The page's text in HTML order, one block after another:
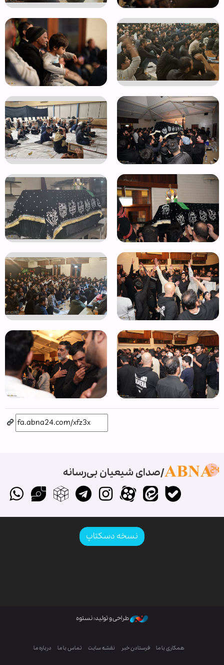
صدای شیعیان بی‌رسانه
نسخه دسکتاپ
طراحی و تولید: نستوه
همکاری با ما فرستادن خبر نقشه سایت تماس با ما درباره ما